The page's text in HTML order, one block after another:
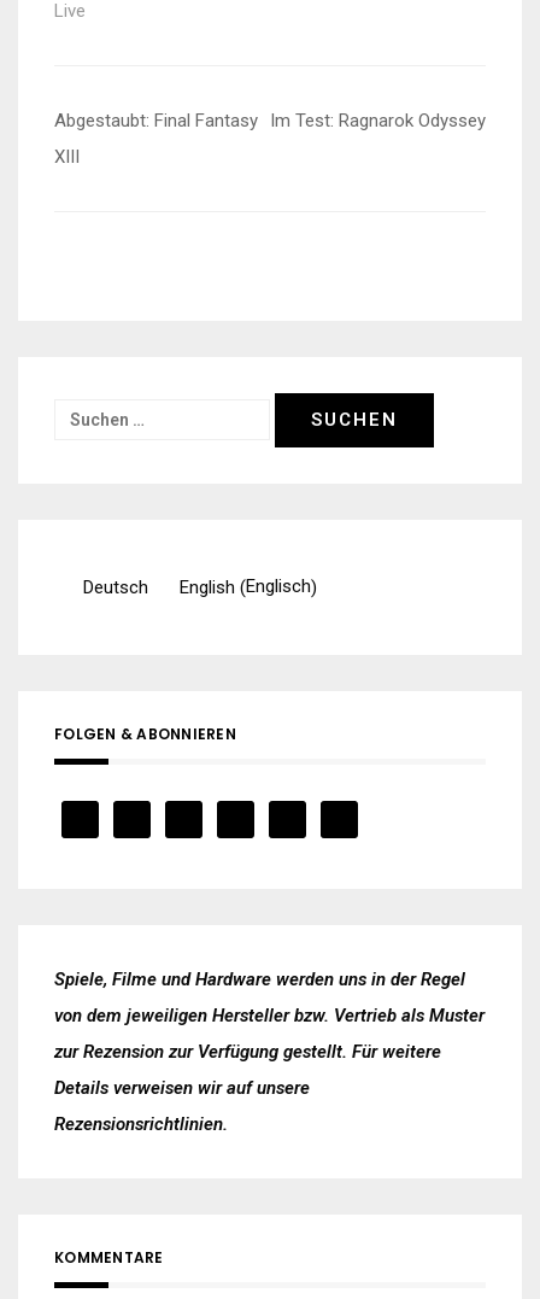
Live
Beitragsnavigation
Abgestaubt: Final Fantasy
XIII
Im Test: Ragnarok Odyssey
Suchen
Deutsch English (Englisch)
FOLGEN & ABONNIEREN
Spiele, Filme und Hardware werden uns in der Regel
von dem jeweiligen Hersteller bzw. Vertrieb als Muster
zur Rezension zur Verfügung gestellt. Für weitere
Details verweisen wir auf unsere
Rezensionsrichtlinien.
KOMMENTARE